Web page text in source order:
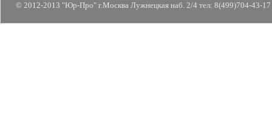
© 2012-2013 "Юр-Про" г.Москва Лужнецкая наб. 2/4 тел: 8(499)704-43-17